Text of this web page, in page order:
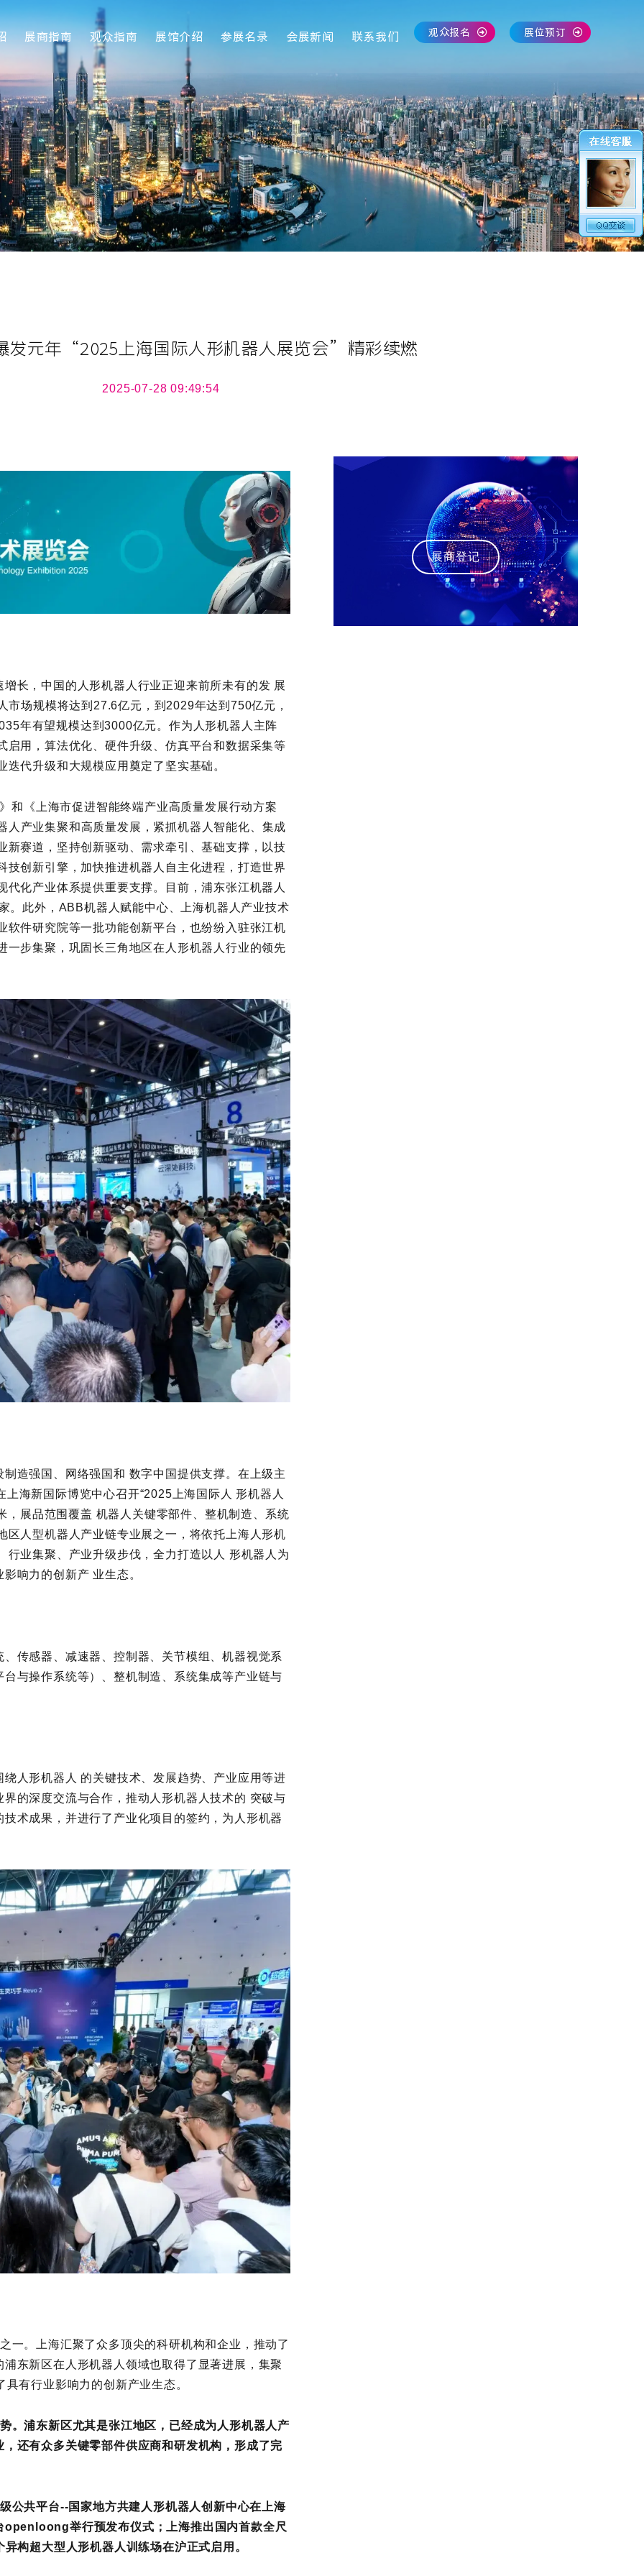
展商指南 观众指南 展馆介绍 参展名录 会展新闻 联系我们 观众报名 展位预订
发元年“2025上海国际人形机器人展览会”精彩续燃
2025-07-28 09:49:54
长，中国的人形机器人行业正迎来前所未有的发 展
场规模将达到27.6亿元，到2029年达到750亿元，
年有望规模达到3000亿元。作为人形机器人主阵
用，算法优化、硬件升级、仿真平台和数据采集等
代升级和大规模应用奠定了坚实基础。
和《上海市促进智能终端产业高质量发展行动方案
产业集聚和高质量发展，紧抓机器人智能化、集成
赛道，坚持创新驱动、需求牵引、基础支撑，以技
创新引擎，加快推进机器人自主化进程，打造世界
化产业体系提供重要支撑。目前，浦东张江机器人
。此外，ABB机器人赋能中心、上海机器人产业技术
件研究院等一批功能创新平台，也纷纷入驻张江机
步集聚，巩固长三角地区在人形机器人行业的领先
造强国、网络强国和 数字中国提供支撑。在上级主
海新国际博览中心召开“2025上海国际人 形机器人
，展品范围覆盖 机器人关键零部件、整机制造、系统
人型机器人产业链专业展之一，将依托上海人形机
业集聚、产业升级步伐，全力打造以人 形机器人为
响力的创新产 业生态。
传感器、减速器、控制器、关节模组、机器视觉系
与操作系统等）、整机制造、系统集成等产业链与
人形机器人 的关键技术、发展趋势、产业应用等进
的深度交流与合作，推动人形机器人技术的 突破与
术成果，并进行了产业化项目的签约，为人形机器
一。上海汇聚了众多顶尖的科研机构和企业，推动了
东新区在人形机器人领域也取得了显著进展，集聚
有行业影响力的创新产业生态。
。浦东新区尤其是张江地区，已经成为人形机器人产
还有众多关键零部件供应商和研发机构，形成了完
公共平台--国家地方共建人形机器人创新中心在上海
举行预发布仪式；上海推出国内首款全尺
构超大型人形机器人训练场在沪正式启用。
展商登记